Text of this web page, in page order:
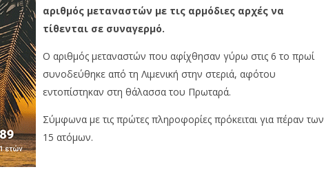
αριθμός μεταναστών με τις αρμόδιες αρχές να
τίθενται σε συναγερμό.
O αριθμός μεταναστών που αφίχθησαν γύρω στις 6 το πρωί
συνοδεύθηκε από τη Λιμενική στην στεριά, αφότου
εντοπίστηκαν στη θάλασσα του Πρωταρά.
Σύμφωνα με τις πρώτες πληροφορίες πρόκειται για πέραν των
15 ατόμων.